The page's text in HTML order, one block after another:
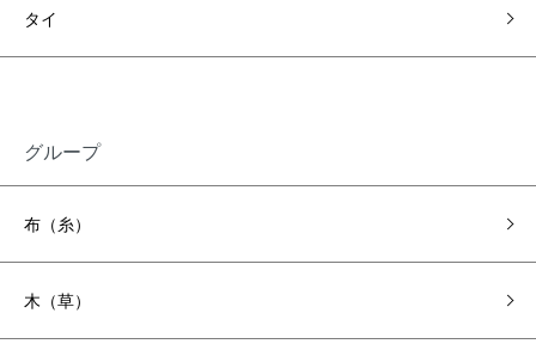
タイ
グループ
布（糸）
木（草）